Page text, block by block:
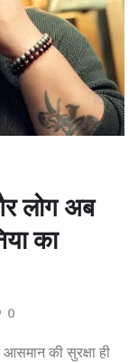
लोग अब
का
0
की सुरक्षा ही